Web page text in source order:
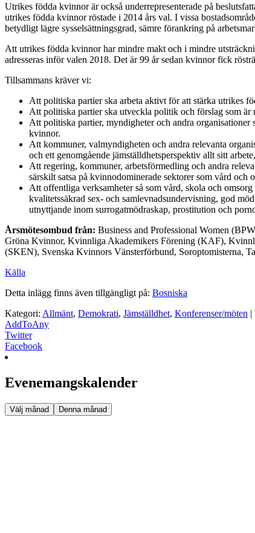
Utrikes födda kvinnor är också underrepresenterade på
utrikes födda kvinnor röstade i 2014 års val. I vissa
betydligt lägre sysselsättningsgrad, sämre förankring på
Att utrikes födda kvinnor har mindre makt och i mindre
adresseras inför valen 2018. Det är 99 år sedan kvinnor fick
Tillsammans kräver vi:
Att politiska partier ska arbeta aktivt för att stärka utrikes
Att politiska partier ska utveckla politik och förslag som
Att politiska partier, myndigheter och andra
kvinnor.
Att kommuner, valmyndigheten och andra relevanta
och ett genomgående jämställdhetsperspektiv allt sitt
Att regering, kommuner, arbetsförmedling och andra
särskilt satsa på kvinnodominerade sektorer som vård och
Att offentliga verksamheter så som vård, skola och
kvalitetssäkrad sex- och samlevnadsundervisning, god
utnyttjande inom surrogatmödraskap, prostitution och
Årsmötesombud från: Business and Professional Women
Gröna Kvinnor, Kvinnliga Akademikers Förening (KAF),
(SKEN), Svenska Kvinnors Vänsterförbund, Soroptomisterna,
Källa
Detta inlägg finns även tillgängligt på: Bosniska
Kategori: Allmänt, Demokrati, Jämställdhet, Konferenser/möten |
AddToAny
Twitter
Facebook
Evenemangskalender
Välj månad Denna månad